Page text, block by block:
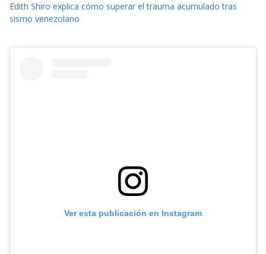
Edith Shiro explica cómo superar el trauma acumulado tras
sismo venezolano
Ver esta publicación en Instagram